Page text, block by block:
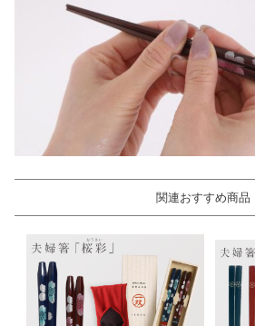
関連おすすめ商品